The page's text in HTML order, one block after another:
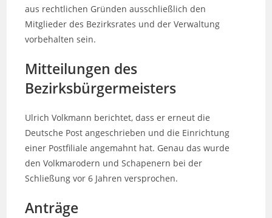
aus rechtlichen Gründen ausschließlich den
Mitglieder des Bezirksrates und der Verwaltung
vorbehalten sein.
Mitteilungen des
Bezirksbürgermeisters
Ulrich Volkmann berichtet, dass er erneut die
Deutsche Post angeschrieben und die Einrichtung
einer Postfiliale angemahnt hat. Genau das wurde
den Volkmarodern und Schapenern bei der
Schließung vor 6 Jahren versprochen.
Anträge